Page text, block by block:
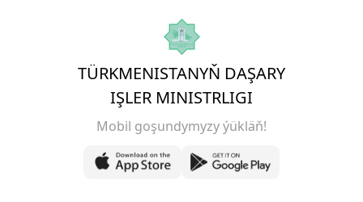
TÜRKMENISTANYŇ DAŞARY
IŞLER MINISTRLIGI
Mobil goşundymyzy ýükläň!